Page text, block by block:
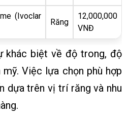
(Ivoclar
Răng
12,000,000
VNĐ
khác biệt về độ trong, độ
Việc lựa chọn phù hợp
dựa trên vị trí răng và nhu